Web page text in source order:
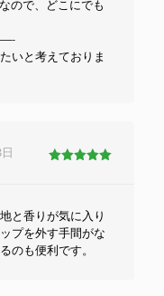
ので、どこにでも
いと考えておりま
と香りが気に入り
プを外す手間がな
のも便利です。